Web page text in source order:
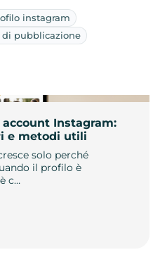
instagram
di pubblicazione
Instagram:
e metodi utili
solo perché
il profilo è
c…